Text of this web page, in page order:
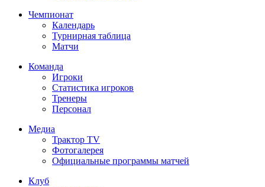
Чемпионат
Календарь
Турнирная таблица
Матчи
Команда
Игроки
Статистика игроков
Тренеры
Персонал
Медиа
Трактор TV
Фотогалерея
Официальные программы матчей
Клуб